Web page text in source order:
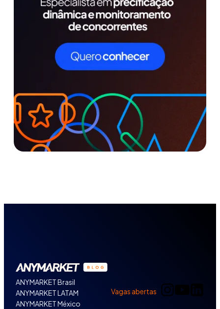
ANYMARKET Brasil
ANYMARKET LATAM
ANYMARKET México
Vagas abertas